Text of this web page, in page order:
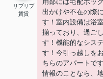
リブリブ
賃貸
用部には宅配ボッ
出かけや不在の際
す！室内設備は浴
揃っており、過ご
す！機能的なシス
す！今引っ越しを
ちらのアパートで
情報のことなら、